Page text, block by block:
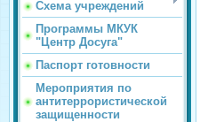
Схема учреждений
Программы МКУК
"Центр Досуга"
Паспорт готовности
Мероприятия по
антитеррористической
защищенности